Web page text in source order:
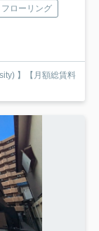
フローリング
】【月額総賃料